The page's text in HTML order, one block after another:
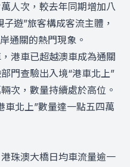
人次，較去年同期增加八
遊”旅客構成客流主體，
通關的熱門現象。
港車已超越澳車成為通關
門查驗出入境“港車北上”
次，數量持續處於高位。
車北上”數量達一點五四萬
珠澳大橋日均車流量逾一